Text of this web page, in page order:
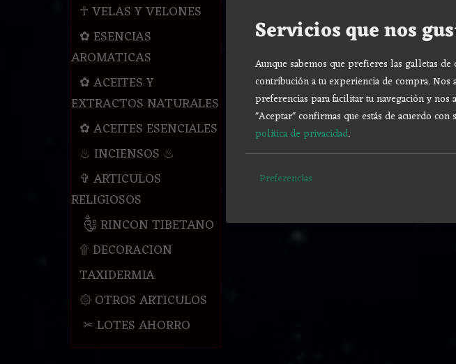
☥ VELAS Y VELONES
✿ ESENCIAS
AROMATICAS
✿ ACEITES Y
EXTRACTOS NATURALES
✿ ACEITES ESENCIALES
♨ INCIENSOS ♨
✞ ARTICULOS
RELIGIOSOS
༃ RINCON TIBETANO
۩ DECORACION
TAXIDERMIA
۞ OTROS ARTICULOS
✂ LOTES AHORRO
Servicios que nos
Aunque sabemos que prefieres las galletas
contribución a tu experiencia de compra. Nos
preferencias para facilitar tu navegación y
"Aceptar" confirmas que estás de acuerdo con
política de privacidad.
Preferencias